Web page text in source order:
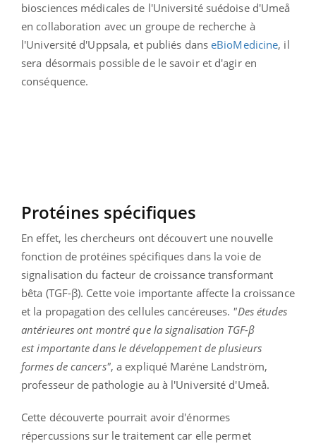
biosciences médicales de l'Université suédoise d'Umeå
en collaboration avec un groupe de recherche à
l'Université d'Uppsala, et publiés danseBioMedicine, il
sera désormais possible de le savoir et d'agir en
conséquence.
Protéines spécifiques
En effet, les chercheurs ont découvert une nouvelle
fonction de protéines spécifiques dans la voie de
signalisation du facteur de croissance transformant
bêta (TGF-β). Cette voie importante affecte la croissance
et la propagation des cellules cancéreuses. "Des études
antérieures ont montré que la signalisation TGF-β
est importante dans le développement de plusieurs
formes de cancers", a expliqué Maréne Landström,
professeur de pathologie au à l'Université d'Umeå.
Cette découverte pourrait avoir d'énormes
répercussions sur le traitement car elle permet